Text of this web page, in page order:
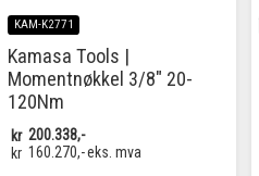
KAM-K2771
Kamasa Tools |
Momentnøkkel 3/8" 20-
120Nm
kr 200.338,-
kr 160.270,-eks. mva